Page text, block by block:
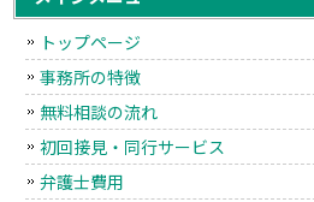
トップページ
事務所の特徴
無料相談の流れ
初回接見・同行サービス
弁護士費用